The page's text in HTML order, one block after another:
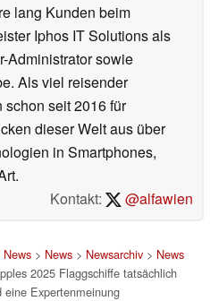
lang Kunden beim
Iphos IT Solutions als
Administrator sowie
Als viel reisender
schon seit 2016 für
dieser Welt aus über
in Smartphones,
Kontakt:
@alfawien
> News> Newsarchiv> News
2025 Flaggschiffe tatsächlich
eine Expertenmeinung